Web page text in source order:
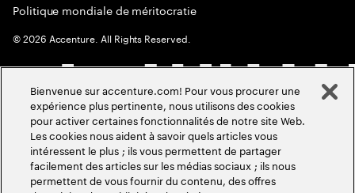
Politique mondiale de méritocratie
©2026 Accenture. All Rights Reserved.
Bienvenue sur accenture.com! Pour vous procurer une
expérience plus pertinente, nous utilisons des cookies
pour activer certaines fonctionnalités de notre site Web.
Les cookies nous aident à savoir quels articles vous
intéressent le plus ; ils vous permettent de partager
facilement des articles sur les médias sociaux ; ils nous
permettent de vous fournir du contenu, des offres